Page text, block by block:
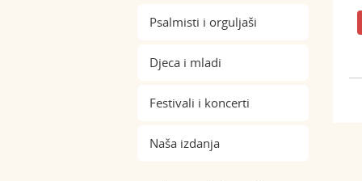
Psalmisti i orguljaši
Djeca i mladi
Festivali i koncerti
Naša izdanja